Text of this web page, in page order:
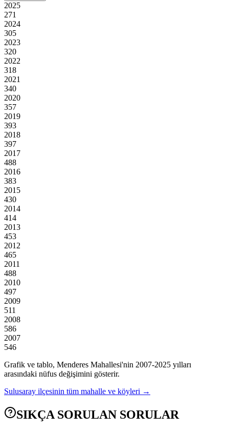
2025
271
2024
305
2023
320
2022
318
2021
340
2020
357
2019
393
2018
397
2017
488
2016
383
2015
430
2014
414
2013
453
2012
465
2011
488
2010
497
2009
511
2008
586
2007
546
Grafik ve tablo, Menderes Mahallesi'nin 2007-2025 yılları
arasındaki nüfus değişimini gösterir.
Sulusaray ilçesinin tüm mahalle ve köyleri →
SIKÇA SORULAN SORULAR